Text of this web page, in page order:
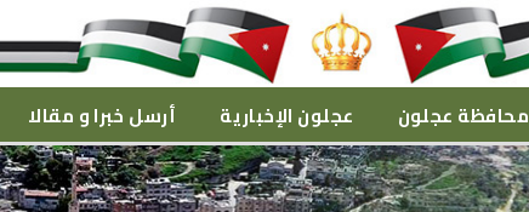
محافظة عجلون عجلون الإخبارية أرسل خبرا و مقالا